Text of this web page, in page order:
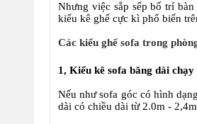
Nhưng việc sắp sếp bố trí
kiểu kê ghế cực kì phổ biến
Các kiểu ghế sofa trong
1, Kiểu kê sofa băng dài
Nếu như sofa góc có hình
dài có chiều dài từ 2.0m -